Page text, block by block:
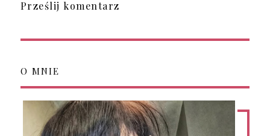
Prześlij komentarz
O MNIE